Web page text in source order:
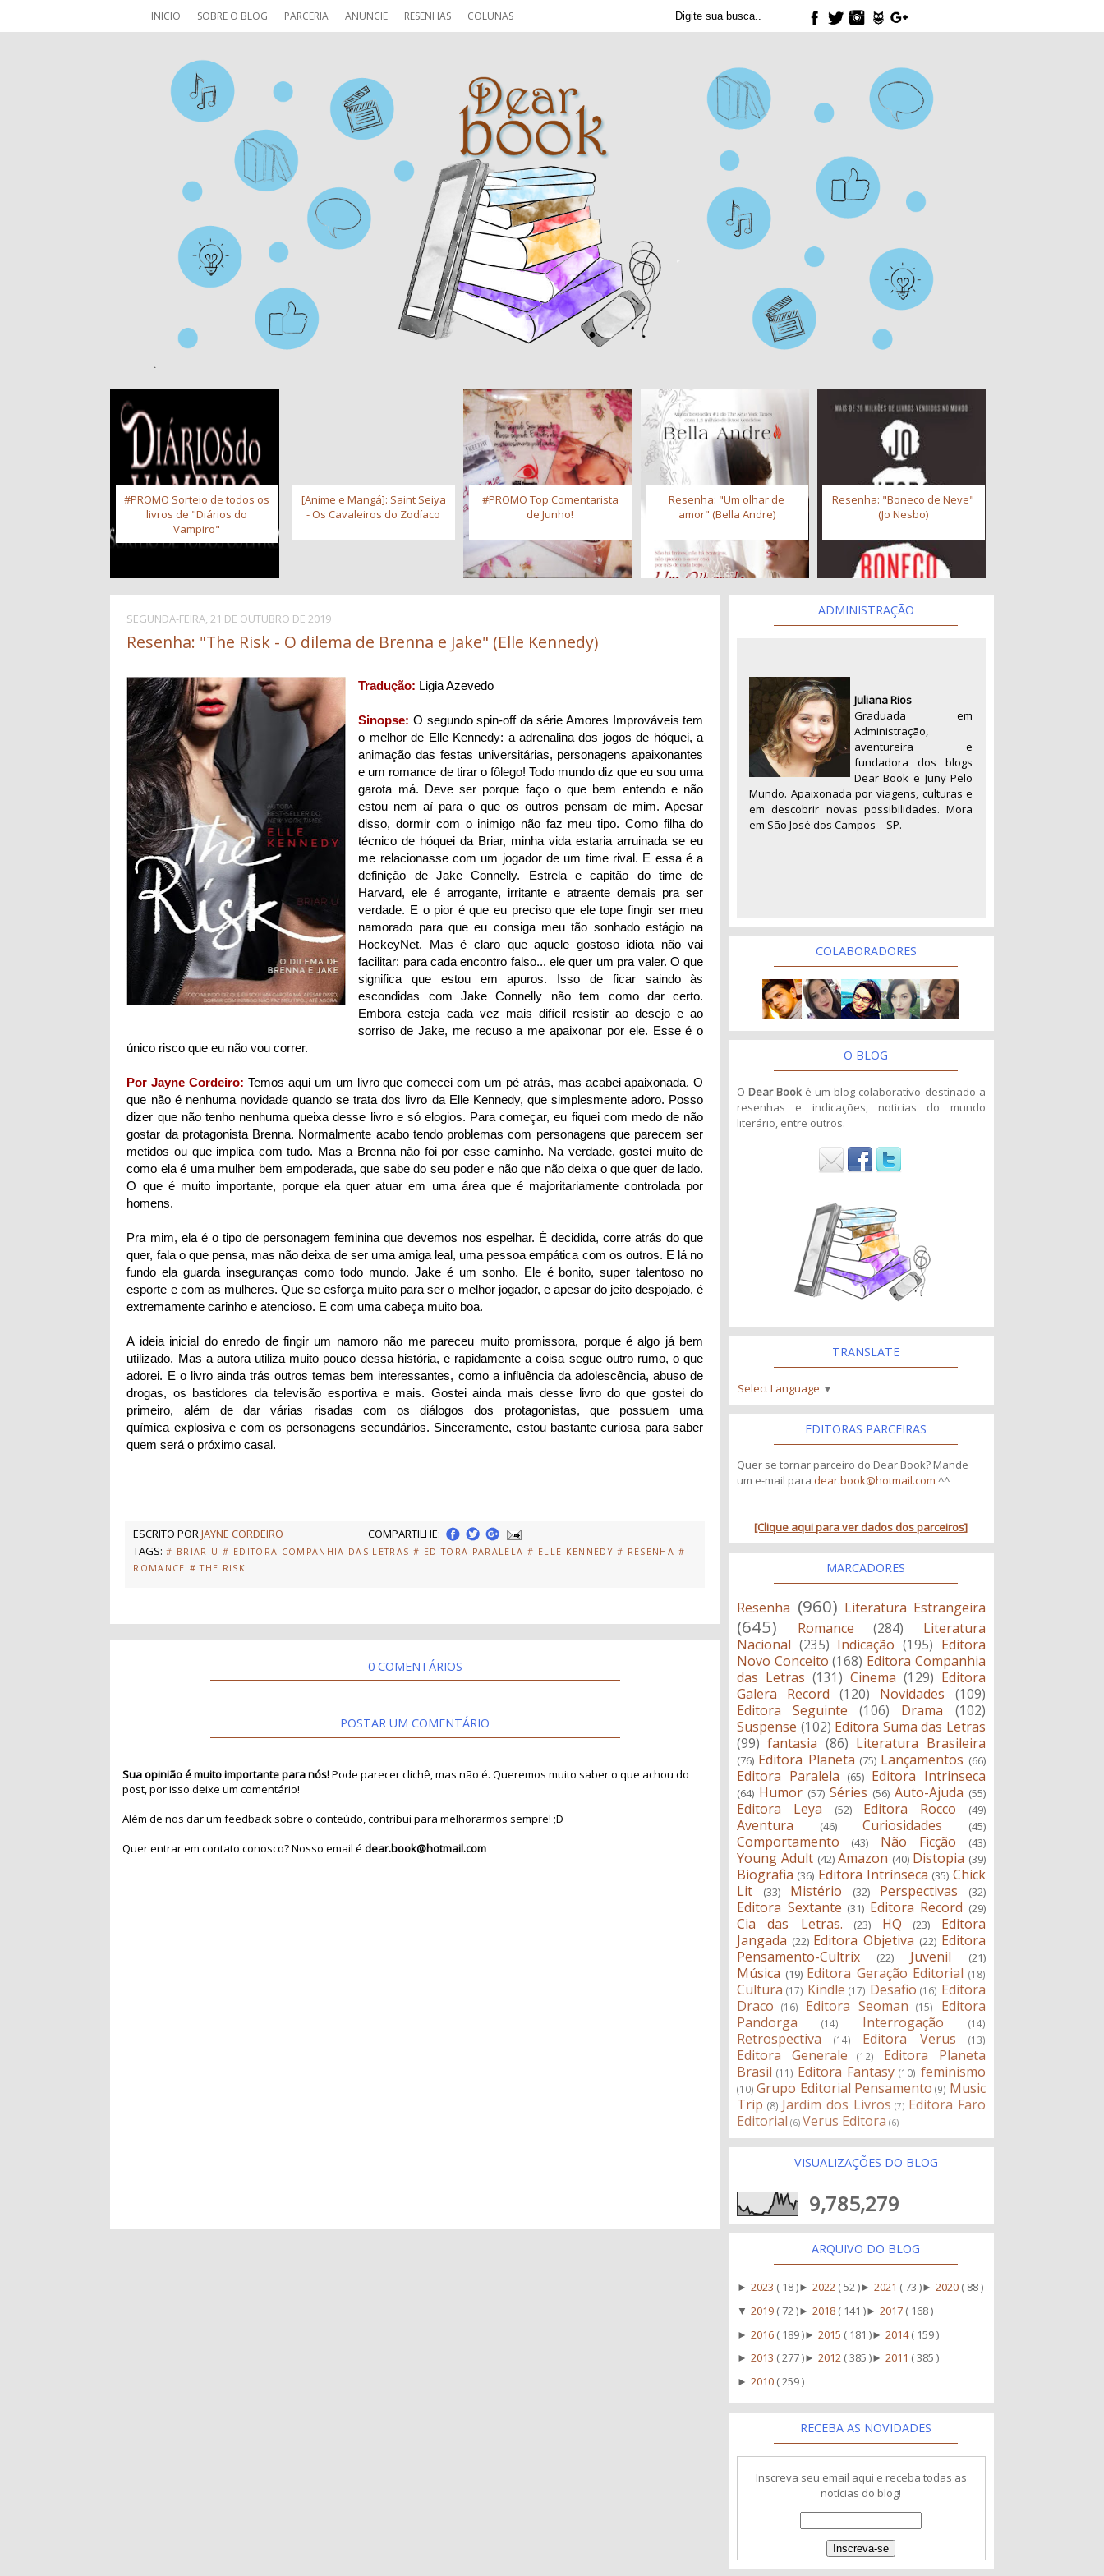
INICIO SOBRE O BLOG PARCERIA ANUNCIE RESENHAS COLUNAS
#PROMO Sorteio de todos os
livros de "Diários do
Vampiro"
[Anime e Mangá]: Saint Seiya
- Os Cavaleiros do Zodíaco
#PROMO Top Comentarista
de Junho!
Resenha: "Um olhar de
amor" (Bella Andre)
Resenha: "Boneco de Neve"
(Jo Nesbo)
SEGUNDA-FEIRA, 21 DE OUTUBRO DE 2019
Resenha: "The Risk - O dilema de Brenna e Jake" (Elle Kennedy)
Tradução: Ligia Azevedo
Sinopse: O segundo spin-off da série Amores Improváveis tem
o melhor de Elle Kennedy: a adrenalina dos jogos de hóquei, a
animação das festas universitárias, personagens apaixonantes
e um romance de tirar o fôlego! Todo mundo diz que eu sou uma
garota má. Deve ser porque faço o que bem entendo e não
estou nem aí para o que os outros pensam de mim. Apesar
disso, dormir com o inimigo não faz meu tipo. Como filha do
técnico de hóquei da Briar, minha vida estaria arruinada se eu
me relacionasse com um jogador de um time rival. E essa é a
definição de Jake Connelly. Estrela e capitão do time de
Harvard, ele é arrogante, irritante e atraente demais pra ser
verdade. E o pior é que eu preciso que ele tope fingir ser meu
namorado para que eu consiga meu tão sonhado estágio na
HockeyNet. Mas é claro que aquele gostoso idiota não vai
facilitar: para cada encontro falso... ele quer um pra valer. O que
significa que estou em apuros. Isso de ficar saindo às
escondidas com Jake Connelly não tem como dar certo.
Embora esteja cada vez mais difícil resistir ao desejo e ao
sorriso de Jake, me recuso a me apaixonar por ele. Esse é o
único risco que eu não vou correr.
Por Jayne Cordeiro: Temos aqui um um livro que comecei com um pé atrás, mas acabei apaixonada. O
que não é nenhuma novidade quando se trata dos livro da Elle Kennedy, que simplesmente adoro. Posso
dizer que não tenho nenhuma queixa desse livro e só elogios. Para começar, eu fiquei com medo de não
gostar da protagonista Brenna. Normalmente acabo tendo problemas com personagens que parecem ser
metidos ou que implica com tudo. Mas a Brenna não foi por esse caminho. Na verdade, gostei muito de
como ela é uma mulher bem empoderada, que sabe do seu poder e não que não deixa o que quer de lado.
O que é muito importante, porque ela quer atuar em uma área que é majoritariamente controlada por
homens.
Pra mim, ela é o tipo de personagem feminina que devemos nos espelhar. É decidida, corre atrás do que
quer, fala o que pensa, mas não deixa de ser uma amiga leal, uma pessoa empática com os outros. E lá no
fundo ela guarda inseguranças como todo mundo. Jake é um sonho. Ele é bonito, super talentoso no
esporte e com as mulheres. Que se esforça muito para ser o melhor jogador, e apesar do jeito despojado, é
extremamente carinho e atencioso. E com uma cabeça muito boa.
A ideia inicial do enredo de fingir um namoro não me pareceu muito promissora, porque é algo já bem
utilizado. Mas a autora utiliza muito pouco dessa história, e rapidamente a coisa segue outro rumo, o que
adorei. E o livro ainda trás outros temas bem interessantes, como a influência da adolescência, abuso de
drogas, os bastidores da televisão esportiva e mais. Gostei ainda mais desse livro do que gostei do
primeiro, além de dar várias risadas com os diálogos dos protagonistas, que possuem uma
química explosiva e com os personagens secundários. Sinceramente, estou bastante curiosa para saber
quem será o próximo casal.
ESCRITO PORJAYNE CORDEIRO
COMPARTILHE:
TAGS: # BRIAR U # EDITORA COMPANHIA DAS LETRAS # EDITORA PARALELA # ELLE KENNEDY # RESENHA #
ROMANCE # THE RISK
0 COMENTÁRIOS
POSTAR UM COMENTÁRIO
Sua opinião é muito importante para nós!Pode parecer clichê, mas não é. Queremos muito saber o que achou do
post, por isso deixe um comentário!
Além de nos dar um feedback sobre o conteúdo, contribui para melhorarmos sempre! ;D
Quer entrar em contato conosco? Nosso email édear.book@hotmail.com
ADMINISTRAÇÃO
Juliana Rios
Graduada em
Administração,
aventureira e
fundadora dos blogs
Dear Book e Juny Pelo
Mundo. Apaixonada por viagens, culturas e
em descobrir novas possibilidades. Mora
em São José dos Campos – SP.
COLABORADORES
O BLOG
O Dear Book é um blog colaborativo destinado a
resenhas e indicações, noticias do mundo
literário, entre outros.
TRANSLATE
Select Language ▼
EDITORAS PARCEIRAS
Quer se tornar parceiro do Dear Book? Mande
um e-mail para dear.book@hotmail.com ^^
[Clique aqui para ver dados dos parceiros]
MARCADORES
Resenha (960) Literatura Estrangeira
(645) Romance (284)
Literatura
Nacional (235) Indicação (195) Editora
Novo Conceito (168) Editora Companhia
das Letras (131) Cinema (129) Editora
Galera Record
(120) Novidades
(109)
Editora Seguinte
(106) Drama
(102)
Suspense (102) Editora Suma das Letras
(99) fantasia (86) Literatura Brasileira
(76) Editora Planeta (75) Lançamentos (66)
Editora Paralela (65) Editora Intrinseca
(64) Humor (57) Séries (56) Auto-Ajuda (55)
Editora Leya (52) Editora Rocco (49)
Aventura (46) Curiosidades (45)
Comportamento (43) Não Ficção (43)
Young Adult (42) Amazon (40) Distopia (39)
Biografia (36) Editora Intrínseca (35) Chick
Lit
(33) Mistério (32) Perspectivas (32)
Editora Sextante (31) Editora Record (29)
Cia das Letras. (23) HQ (23)
Editora
Jangada (22) Editora Objetiva (22) Editora
Pensamento-Cultrix
(22) Juvenil (21)
Música (19) Editora Geração Editorial (18)
Cultura (17) Kindle (17) Desafio (16) Editora
Draco
(16) Editora Seoman (15)
Editora
Pandorga
(14) Interrogação (14)
Retrospectiva (14) Editora Verus (13)
Editora Generale (12)
Editora Planeta
Brasil (11) Editora Fantasy (10) feminismo
(10) Grupo Editorial Pensamento (9) Music
Trip (8) Jardim dos Livros (7) Editora Faro
Editorial (6) Verus Editora (6)
VISUALIZAÇÕES DO BLOG
9,785,279
ARQUIVO DO BLOG
►2023 ( 18 )►2022 ( 52 )►2021 ( 73 )►2020 ( 88 )
▼2019 ( 72 )►2018 ( 141 )►2017 ( 168 )
►2016 ( 189 )►2015 ( 181 )►2014( 159 )
►2013 ( 277 )►2012 ( 385 )►2011 ( 385 )
►2010 ( 259 )
RECEBA AS NOVIDADES
Inscreva seu email aqui e receba todas as
notícias do blog!